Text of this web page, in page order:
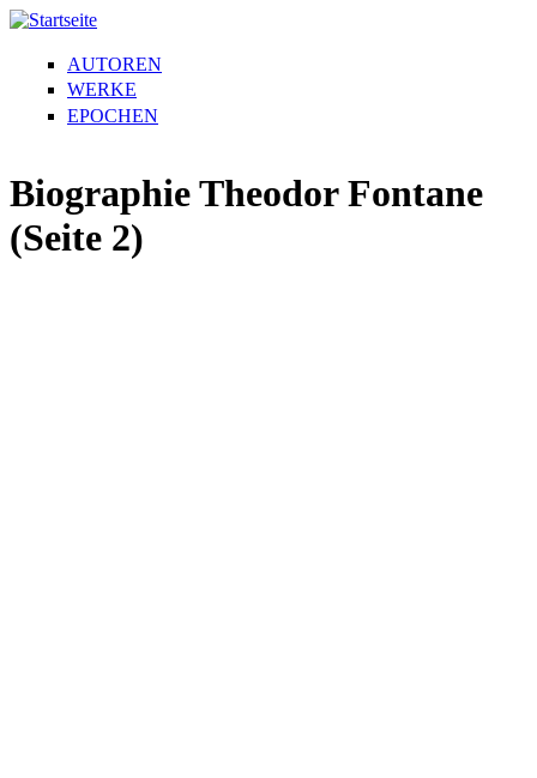
AUTOREN
WERKE
EPOCHEN
Biographie Theodor Fontane
(Seite 2)